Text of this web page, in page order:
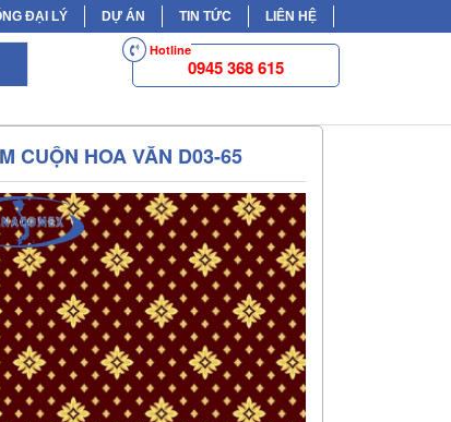
ĐẠI LÝ DỰ ÁN TIN TỨC LIÊN HỆ
0945 368 615
Hotline
CUỘN HOA VĂN D03-65